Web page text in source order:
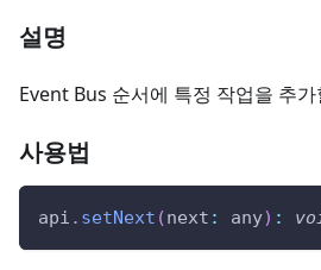
설명
Event Bus 순서에 특정 작업을 추
사용법
api . setNext (next : any) :